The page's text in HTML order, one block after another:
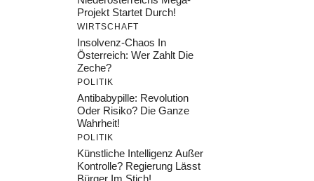
Projekt Startet Durch!
WIRTSCHAFT
Insolvenz-Chaos In
Österreich: Wer Zahlt Die
Zeche?
POLITIK
Antibabypille: Revolution
Oder Risiko? Die Ganze
Wahrheit!
POLITIK
Künstliche Intelligenz Außer
Kontrolle? Regierung Lässt